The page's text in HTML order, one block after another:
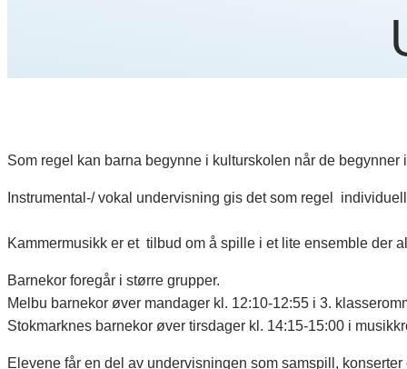
Som regel kan barna begynne i kulturskolen når de
Instrumental-/ vokal undervisning gis det som regel
Kammermusikk er et tilbud om å spille i et lite ensemble der
Barnekor foregår i større grupper.
Melbu barnekor øver mandager kl. 12:10-12:55 i 3.
Stokmarknes barnekor øver tirsdager kl. 14:15-15:00 i
Elevene får en del av undervisningen som samspill,